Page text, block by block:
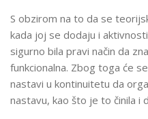
S obzirom na to da se
kada joj se dodaju i
sigurno bila pravi način da
funkcionalna. Zbog toga će
nastavi u kontinuitetu da
nastavu, kao što je to činila i